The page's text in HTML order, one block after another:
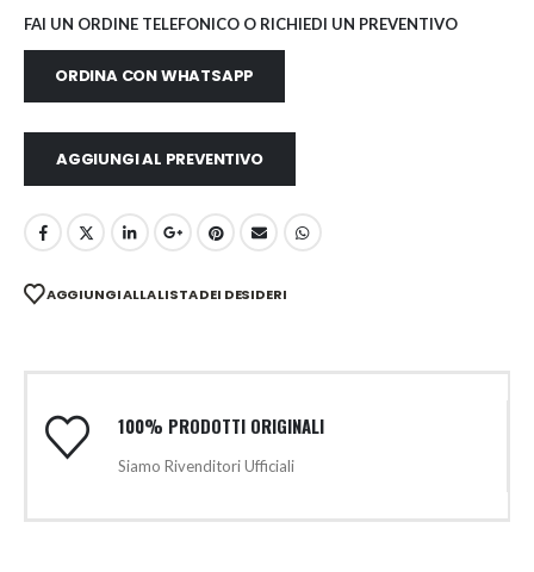
FAI UN ORDINE TELEFONICO O RICHIEDI UN PREVENTIVO
ORDINA CON WHATSAPP
AGGIUNGI AL PREVENTIVO
AGGIUNGI ALLA LISTA DEI DESIDERI
100% PRODOTTI ORIGINALI
Siamo Rivenditori Ufficiali